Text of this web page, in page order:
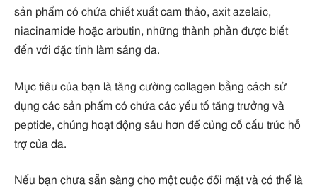
sản phẩm có chứa chiết xuất cam thảo, axit azelaic,
niacinamide hoặc arbutin, những thành phần được biết
đến với đặc tính làm sáng da.
Mục tiêu của bạn là tăng cường collagen bằng cách sử
dụng các sản phẩm có chứa các yếu tố tăng trưởng và
peptide, chúng hoạt động sâu hơn để củng cố cấu trúc hỗ
trợ của da.
Nếu bạn chưa sẵn sàng cho một cuộc đổi mặt và có thể là